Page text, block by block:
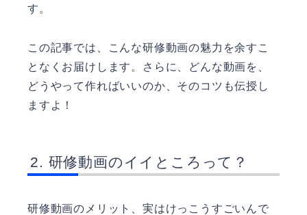
す。
この記事では、こんな研修動画の魅力を余すこ
となくお届けします。さらに、どんな動画を、
どうやって作ればいいのか、そのコツも伝授し
ますよ！
研修動画のイイところって？
研修動画のメリット、実はけっこうすごいんで